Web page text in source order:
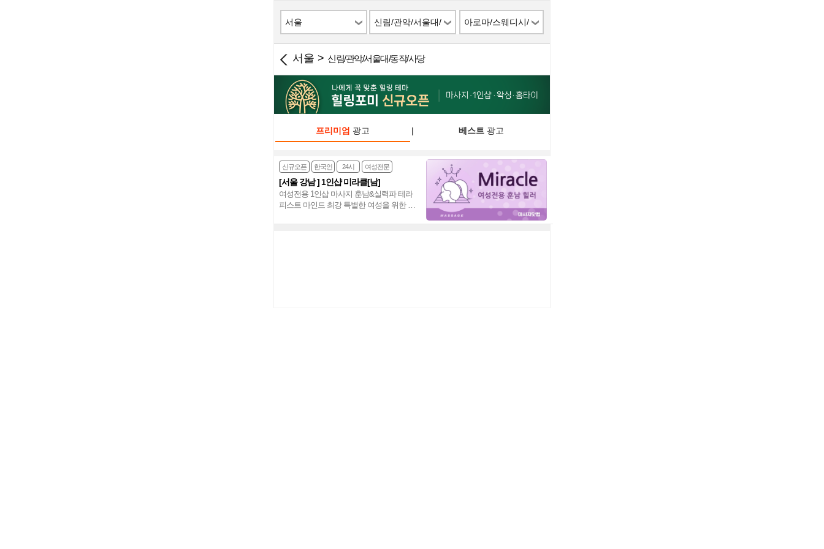
서울
신림/관악/서울대/
동작/사당
아로마/스웨디시/
스파
서울 > 신림/관악/서울대/동작/사당
프리미엄 광고 | 베스트광고
신규오픈 한국인 24시 여성전문
[서울 강남 ] 1인샵 미라클[남]
여성전용 1인샵 마사지 훈남&실력파 테라
피스트 마인드 최강 특별한 여성을 위한 프